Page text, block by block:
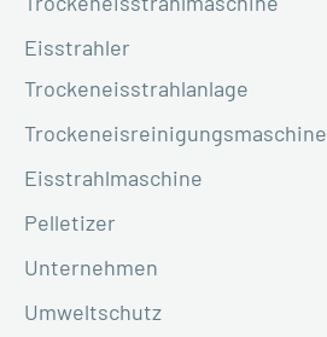
Eisstrahler
Trockeneisstrahlanlage
Trockeneisreinigungsmaschine
Eisstrahlmaschine
Pelletizer
Unternehmen
Umweltschutz